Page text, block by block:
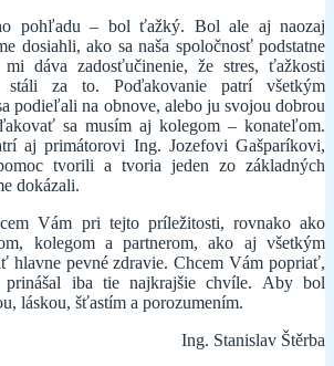
pohľadu – bol ťažký. Bol ale aj naozaj
dosiahli, ako sa naša spoločnosť podstatne
dáva zadosťučinenie, že stres, ťažkosti
za to. Poďakovanie patrí všetkým
podieľali na obnove, alebo ju svojou dobrou
sa musím aj kolegom – konateľom.
aj primátorovi Ing. Jozefovi Gašparíkovi,
tvorili a tvoria jeden zo základných
dokázali.
Vám pri tejto príležitosti, rovnako ako
kolegom a partnerom, ako aj všetkým
hlavne pevné zdravie. Chcem Vám popriať,
iba tie najkrajšie chvíle. Aby bol
láskou, šťastím a porozumením.
Ing. Stanislav Štěrba